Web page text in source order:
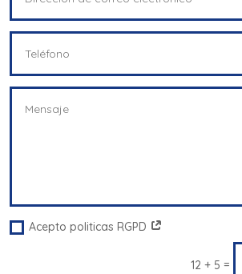
Acepto politicas RGPD
12 + 5 =